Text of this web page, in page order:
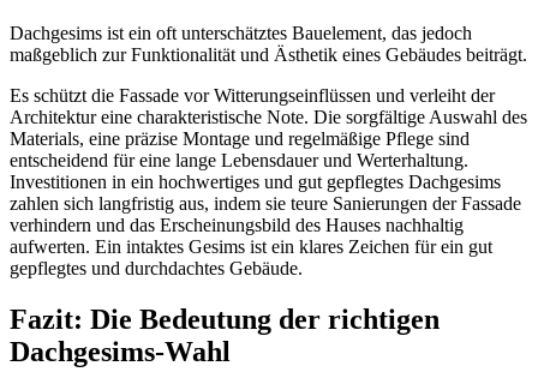
Dachgesims ist ein oft unterschätztes Bauelement, das jedoch
maßgeblich zur Funktionalität und Ästhetik eines Gebäudes beiträgt.
Es schützt die Fassade vor Witterungseinflüssen und verleiht der
Architektur eine charakteristische Note. Die sorgfältige Auswahl des
Materials, eine präzise Montage und regelmäßige Pflege sind
entscheidend für eine lange Lebensdauer und Werterhaltung.
Investitionen in ein hochwertiges und gut gepflegtes Dachgesims
zahlen sich langfristig aus, indem sie teure Sanierungen der Fassade
verhindern und das Erscheinungsbild des Hauses nachhaltig
aufwerten. Ein intaktes Gesims ist ein klares Zeichen für ein gut
gepflegtes und durchdachtes Gebäude.
Fazit: Die Bedeutung der richtigen
Dachgesims-Wahl